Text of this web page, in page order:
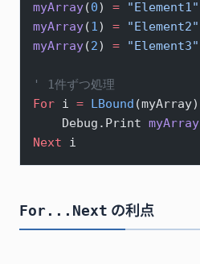
myArray(0) = "Element1"
myArray(1) = "Element2"
myArray(2) = "Element3"
' 1件ずつ処理
For i = LBound (myArray)
    Debug.Print
myArray
Next i
For...Next の利点